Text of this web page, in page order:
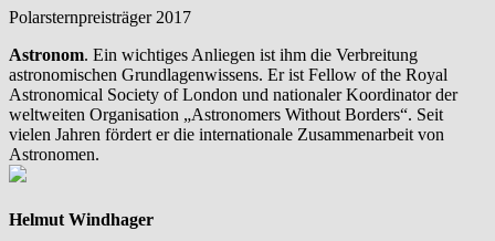
Polarsternpreisträger 2017
Astronom. Ein wichtiges Anliegen ist ihm die Verbreitung
astronomischen Grundlagenwissens. Er ist Fellow of the Royal
Astronomical Society of London und nationaler Koordinator der
weltweiten Organisation „Astronomers Without Borders“. Seit
vielen Jahren fördert er die internationale Zusammenarbeit von
Astronomen.
Helmut Windhager